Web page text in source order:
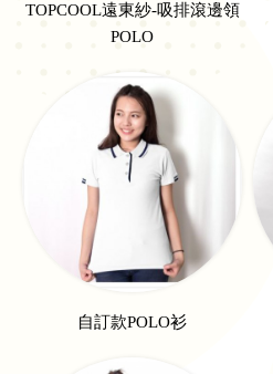
TOPCOOL遠東紗-吸排滾邊領
POLO
自訂款POLO衫